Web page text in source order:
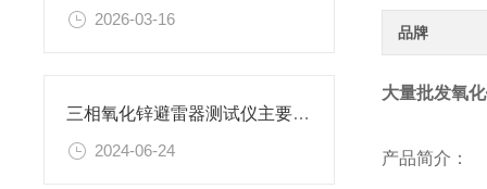
2026-03-16
三相氧化锌避雷器测试仪主要测试目的
2024-06-24
品牌
大量批发氧
产品简介：